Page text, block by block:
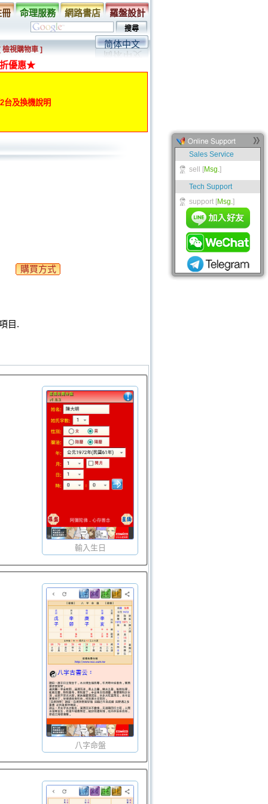
命理服務 網路書店 羅盤設計
檢視購物車 ]
简体中文
優惠★
台及換機說明
購買方式
目.
輸入生日
八字命盤